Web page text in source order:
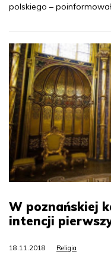
polskiego –
W poznańskiej
intencji
18.11.2018 Religia